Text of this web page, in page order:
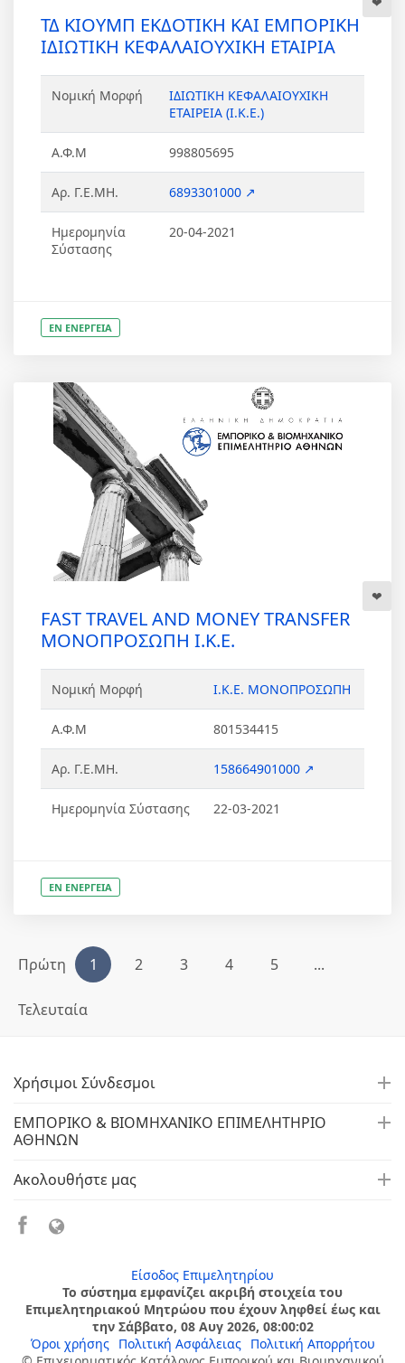
ΤΔ ΚΙΟΥΜΠ ΕΚΔΟΤΙΚΗ ΚΑΙ ΕΜΠΟΡΙΚΗ
ΙΔΙΩΤΙΚΗ ΚΕΦΑΛΑΙΟΥΧΙΚΗ ΕΤΑΙΡΙΑ
Νομική Μορφή
ΙΔΙΩΤΙΚΗ ΚΕΦΑΛΑΙΟΥΧΙΚΗ
ΕΤΑΙΡΕΙΑ (Ι.Κ.Ε.)
Α.Φ.Μ 998805695
Αρ. Γ.Ε.ΜΗ. 6893301000 ↗
Ημερομηνία
Σύστασης
20-04-2021
ΕΝ ΕΝΕΡΓΕΙΑ
FAST TRAVEL AND MONEY TRANSFER
ΜΟΝΟΠΡΟΣΩΠΗ Ι.Κ.Ε.
Νομική Μορφή Ι.Κ.Ε. ΜΟΝΟΠΡΟΣΩΠΗ
Α.Φ.Μ 801534415
Αρ. Γ.Ε.ΜΗ. 158664901000 ↗
Ημερομηνία Σύστασης 22-03-2021
ΕΝ ΕΝΕΡΓΕΙΑ
Πρώτη 1 2 3 4 5 ...
Τελευταία
Χρήσιμοι Σύνδεσμοι
ΕΜΠΟΡΙΚΟ & ΒΙΟΜΗΧΑΝΙΚΟ ΕΠΙΜΕΛΗΤΗΡΙΟ
ΑΘΗΝΩΝ
Ακολουθήστε μας
Είσοδος Επιμελητηρίου
Το σύστημα εμφανίζει ακριβή στοιχεία του
Επιμελητηριακού Μητρώου που έχουν ληφθεί έως και
την Σάββατο, 08 Αυγ 2026, 08:00:02
Όροι χρήσης
Πολιτική Ασφάλειας
Πολιτική Απορρήτου